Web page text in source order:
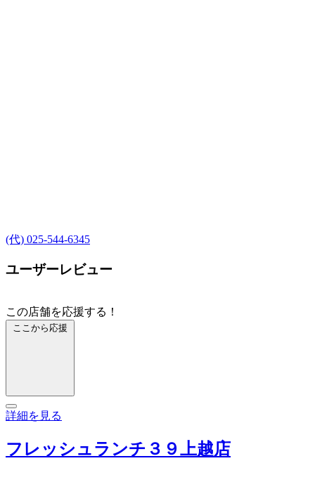
(代) 025-544-6345
ユーザーレビュー
この店舗を応援する！
ここから応援
詳細を見る
フレッシュランチ３９上越店